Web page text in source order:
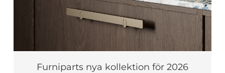
Furniparts nya kollektion för 2026